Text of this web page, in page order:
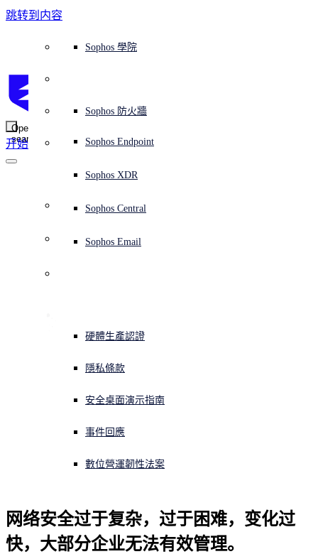
跳转到内容
Open
search
开始
平台概覽Sophos Central
Sophos AI
整合 marketplace 市集
威脅情報
免費試用
端點保護（下一代防毒軟體）
伺服器防護
Mobile Security
安全營運
XDR - 擴展式偵測與回應
身分識別安全
ITDR - 身分識別威脅偵測與回應
網路安全與基礎架構
下一代防火牆 (NGFW)
網路交換機
無線存取點
Workspace Protection
Workspace Protection
零信任網路存取 (ZTNA)
DNS 防護 (DNS Protection)
Email Monitoring System
Email Security
電子郵件與網路釣魚防護
雲端工作負載防護
託管式服務MDR - 託管式偵測與回應
漏洞管理（託管式風險）
諮詢服務概覽
專業服務
營運支援
免費工具
NIST 評估
使用案例全天候守護我的組織
保障遠端與混合辦公員工的安全
應對網路保險要求
保護我的 Microsoft 環境
啟用雲端原生安全性
所有解決方案
教育
政府部門
醫療保健
製造業
零售業
為什麼選擇 Sophos？
獎項與榮譽
競爭對手比較
公司
媒體
職位空缺
信任中心
信任中心概覽
安全設計
負責任的披露
ESG
企業政策
網路安全指引
硬體生產認證
隱私條款
安全桌面演示指南
事件回應
數位營運韌性法案
Sophos 合作夥伴
Partner Program 合作夥伴計畫
Partner care 支援
合作夥伴培訓
合作夥伴部落格
通路合作夥伴
OEM
整合和 API
威脅情報X-Ops 威脅研究
AI 研究
威脅檔案
威脅資料庫
威脅研究部落格
檢視所有資源
案例研究
報告
線上研討會
白皮書
影片
部落格
Sophos 部落格
AI 研究
安全營運
合作夥伴部落格
獲得協助（支援）
緊急事件回應
支援計劃
客戶成功
技術客戶經理（TAM）
聯絡 Sophos 支援
聯絡 Partner Care
下載及更新
Sophos 狀態頁面
安全公告
提交威脅
產品支援
產品文件
Sophos 防火牆
Sophos Endpoint
Sophos XDR
Sophos Central
Sophos Email
培訓
Sophos 學院
网络安全过于复杂，过于困难，变化过
快，大部分企业无法有效管理。